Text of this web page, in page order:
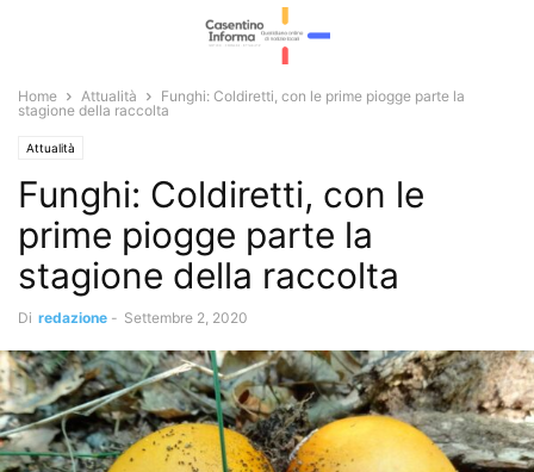
Home Attualità
Funghi: Coldiretti, con le prime piogge parte la
stagione della raccolta
Attualità
Funghi: Coldiretti, con le
prime piogge parte la
stagione della raccolta
Di redazione - Settembre 2, 2020